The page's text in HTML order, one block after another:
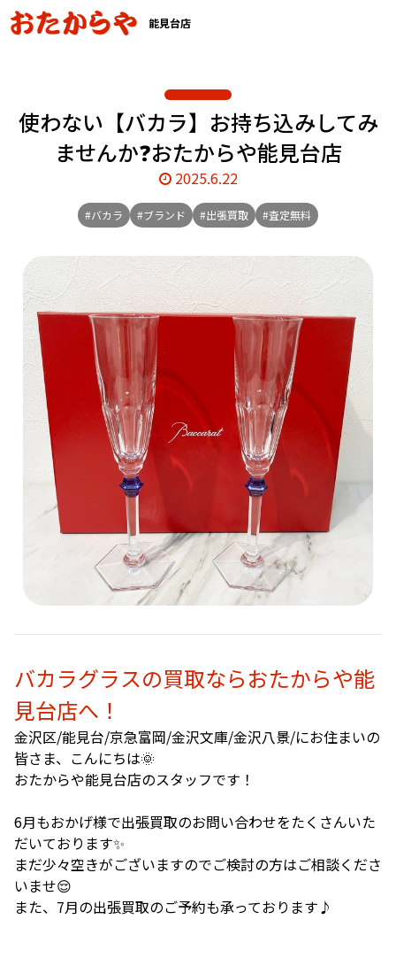
能見台店
使わない【バカラ】お持ち込みしてみ
ませんか❓おたからや能見台店
2025.6.22
#バカラ #ブランド #出張買取 #査定無料
バカラグラスの買取ならおたからや能
見台店へ！
金沢区/能見台/京急富岡/金沢文庫/金沢八景/にお住まいの
皆さま、こんにちは🌞
おたからや能見台店のスタッフです！
6月もおかげ様で出張買取のお問い合わせをたくさんいた
だいております✨
まだ少々空きがございますのでご検討の方はご相談くださ
いませ😌
また、7月の出張買取のご予約も承っております♪